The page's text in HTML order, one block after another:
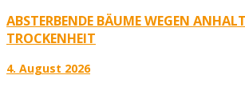
ABSTERBENDE BÄUME WEGEN
TROCKENHEIT
4. August 2026